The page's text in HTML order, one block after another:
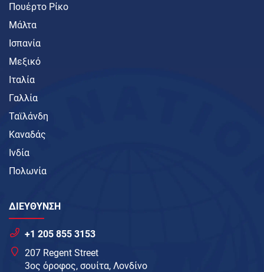
Πουέρτο Ρίκο
Μάλτα
Ισπανία
Μεξικό
Ιταλία
Γαλλία
Ταϊλάνδη
Καναδάς
Ινδία
Πολωνία
ΔΙΕΥΘΥΝΣΗ
+1 205 855 3153
207 Regent Street
3ος όροφος, σουίτα, Λονδίνο